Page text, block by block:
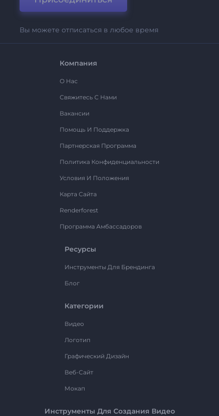
Вы можете отписаться в любое время
Компания
О Нас
Свяжитесь С Нами
Вакансии
Помощь И Поддержка
Партнерская Программа
Политика Конфиденциальности
Условия И Положения
Карта Сайта
Renderforest
Программа Амбассадоров
Ресурсы
Инструменты Для Брендинга
Блог
Категории
Видео
Логотип
Графический Дизайн
Веб-Сайт
Мокап
Инструменты Для Создания Видео